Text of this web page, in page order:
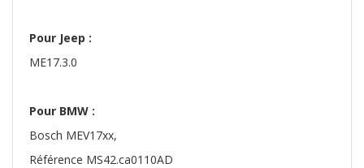
Pour Jeep :
ME17.3.0
Pour BMW :
Bosch MEV17xx,
Référence MS42.ca0110AD